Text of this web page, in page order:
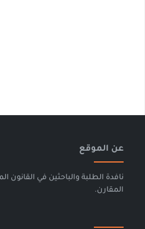
عن الموقع
نافدة الطلبة والباحثين في القانون
المقارن.